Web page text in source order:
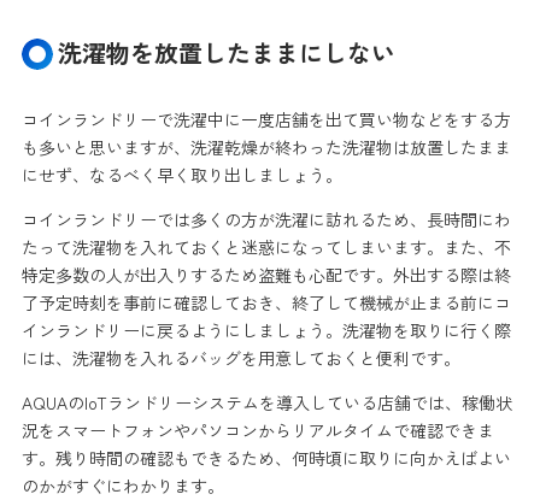
洗濯物を放置したままにしない
コインランドリーで洗濯中に一度店舗を出て買い物などをする方
も多いと思いますが、洗濯乾燥が終わった洗濯物は放置したまま
にせず、なるべく早く取り出しましょう。
コインランドリーでは多くの方が洗濯に訪れるため、長時間にわ
たって洗濯物を入れておくと迷惑になってしまいます。また、不
特定多数の人が出入りするため盗難も心配です。外出する際は終
了予定時刻を事前に確認しておき、終了して機械が止まる前にコ
インランドリーに戻るようにしましょう。洗濯物を取りに行く際
には、洗濯物を入れるバッグを用意しておくと便利です。
AQUAのIoTランドリーシステムを導入している店舗では、稼働状
況をスマートフォンやパソコンからリアルタイムで確認できま
す。残り時間の確認もできるため、何時頃に取りに向かえばよい
のかがすぐにわかります。